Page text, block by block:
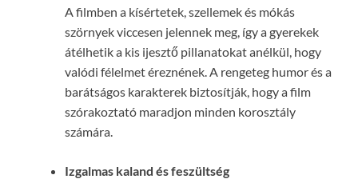
A filmben a kísértetek, szellemek és mókás
szörnyek viccesen jelennek meg, így a gyerekek
átélhetik a kis ijesztő pillanatokat anélkül, hogy
valódi félelmet éreznének. A rengeteg humor és a
barátságos karakterek biztosítják, hogy a film
szórakoztató maradjon minden korosztály
számára.
Izgalmas kaland és feszültség